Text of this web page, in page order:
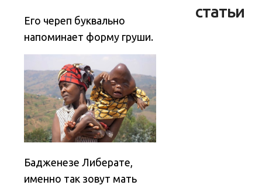
Его череп буквально
напоминает форму груши.
Бадженезе Либерате,
именно так зовут мать
статьи